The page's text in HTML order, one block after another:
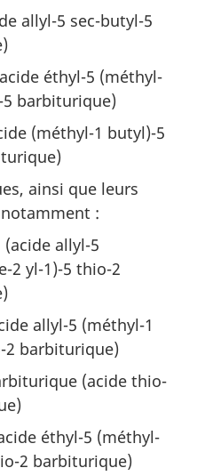
allyl-5 sec-butyl-5
éthyl-5 (méthyl-
barbiturique)
(méthyl-1 butyl)-5
ainsi que leurs
:
allyl-5
2 yl-1)-5 thio-2
allyl-5 (méthyl-1
2 barbiturique)
(acide thio-
éthyl-5 (méthyl-
2 barbiturique)